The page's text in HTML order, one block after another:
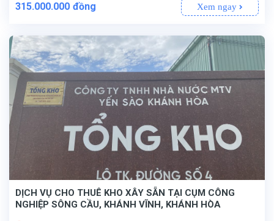
315.000.000 đồng Xem ngay
DỊCH VỤ CHO THUÊ KHO XÂY SẴN TẠI CỤM CÔNG
NGHIỆP SÔNG CẦU, KHÁNH VĨNH, KHÁNH HÒA